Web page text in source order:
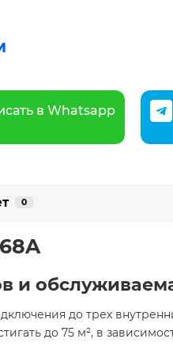
в Whatsapp
0
и
до трех
до 75 м², в